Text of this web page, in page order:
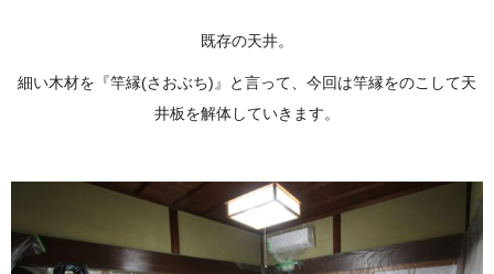
既存の天井。
細い木材を『竿縁(さおぶち)』と言って、今回は竿縁をのこして天
井板を解体していきます。